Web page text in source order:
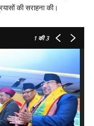
की सराहना की।
1 की 3